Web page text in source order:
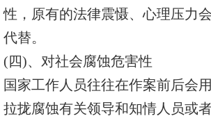
性，原有的法律震慑、心理压力
代替。
(四)、对社会腐蚀危害性
国家工作人员往往在作案前后会
拉拢腐蚀有关领导和知情人员或